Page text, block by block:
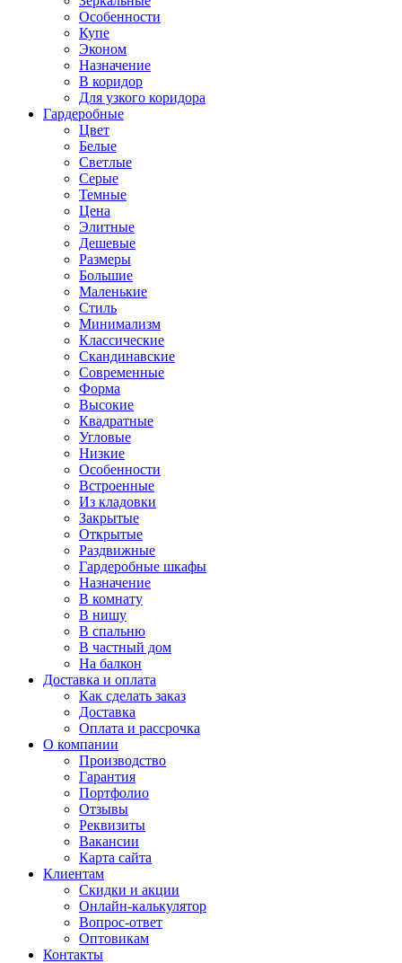
Особенности
Купе
Эконом
Назначение
В коридор
Для узкого коридора
Гардеробные
Цвет
Белые
Светлые
Серые
Темные
Цена
Элитные
Дешевые
Размеры
Большие
Маленькие
Стиль
Минимализм
Классические
Скандинавские
Современные
Форма
Высокие
Квадратные
Угловые
Низкие
Особенности
Встроенные
Из кладовки
Закрытые
Открытые
Раздвижные
Гардеробные шкафы
Назначение
В комнату
В нишу
В спальню
В частный дом
На балкон
Доставка и оплата
Как сделать заказ
Доставка
Оплата и рассрочка
О компании
Производство
Гарантия
Портфолио
Отзывы
Реквизиты
Вакансии
Карта сайта
Клиентам
Скидки и акции
Онлайн-калькулятор
Вопрос-ответ
Оптовикам
Контакты